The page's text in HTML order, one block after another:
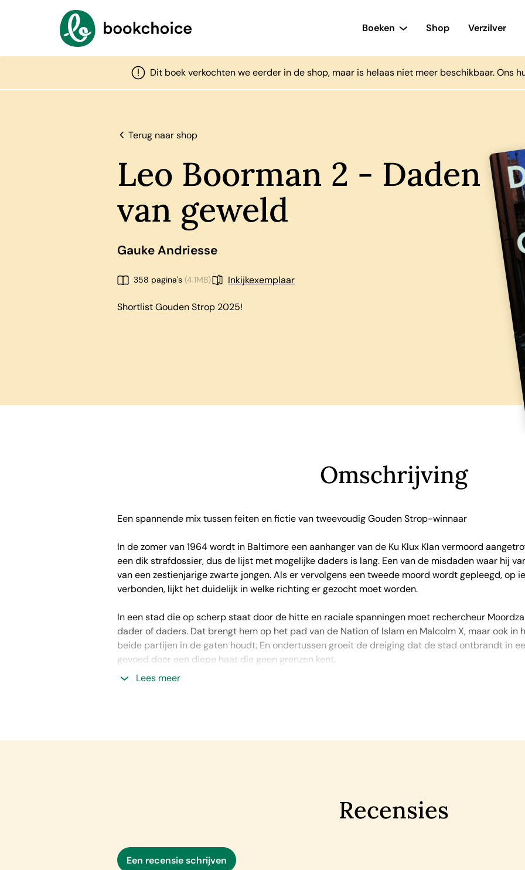
Boeken Shop Verzilver
Dit boek verkochten we eerder in de shop, maar is helaas niet meer beschikbaar. Ons
Terug naar shop
Leo Boorman 2 - Daden
van geweld
Gauke Andriesse
358 pagina's(4.1MB) Inkijkexemplaar
Shortlist Gouden Strop 2025!
Omschrijving
Een spannende mix tussen feiten en fictie van tweevoudig Gouden Strop-winnaar
In de zomer van 1964 wordt in Baltimore een aanhanger van de Ku Klux Klan vermoord
een dik strafdossier, dus de lijst met mogelijke daders is lang. Een van de misdaden waar hij
van een zestienjarige zwarte jongen. Als er vervolgens een tweede moord wordt gepleegd, op
verbonden, lijkt het duidelijk in welke richting er gezocht moet worden.
In een stad die op scherp staat door de hitte en raciale spanningen moet rechercheur
dader of daders. Dat brengt hem op het pad van de Nation of Islam en Malcolm X, maar ook in
beide partijen in de gaten houdt. En ondertussen groeit de dreiging dat de stad ontbrandt in
gevoed door een diepe haat die geen grenzen kent.
OverDodelijke gelijkenis:
Lees meer
Recensies
Een recensie schrijven